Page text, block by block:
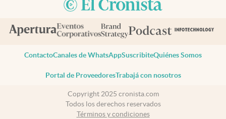
ContactoCanales de WhatsAppSuscribiteQuiénes Somos
Portal de ProveedoresTrabajá con nosotros
Copyright 2025 cronista.com
Todos los derechos reservados
Términos y condiciones